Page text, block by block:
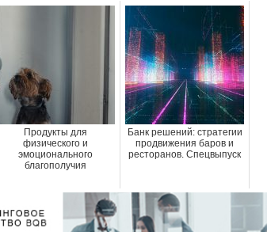
Продукты для
физического и
эмоционального
благополучия
Банк решений: стратегии
продвижения баров и
ресторанов. Спецвыпуск